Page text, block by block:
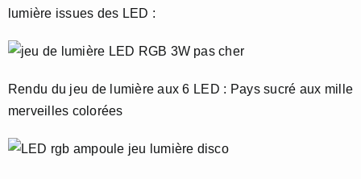
lumière issues des LED :
Rendu du jeu de lumière aux 6 LED : Pays sucré aux mille
merveilles colorées